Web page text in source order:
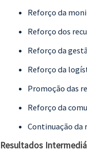
Reforço da
Reforço dos
Reforço da
Reforço da
Promoção das
Reforço da
Continuação da
Resultados